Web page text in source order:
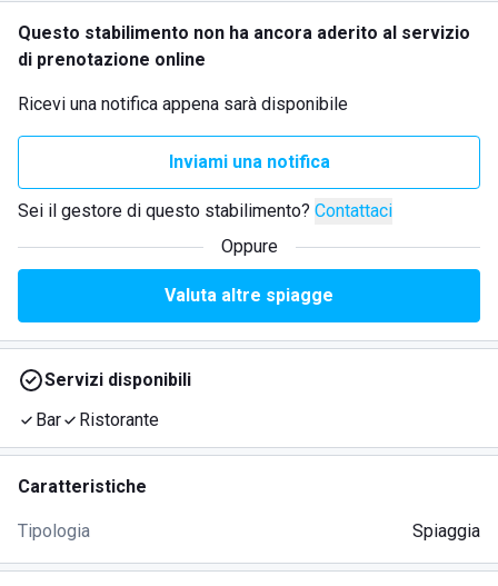
Questo stabilimento non ha ancora aderito al servizio
di prenotazione online
Ricevi una notifica appena sarà disponibile
Inviami una notifica
Sei il gestore di questo stabilimento? Contattaci
Oppure
Valuta altre spiagge
Servizi disponibili
Bar
Ristorante
Caratteristiche
Tipologia Spiaggia